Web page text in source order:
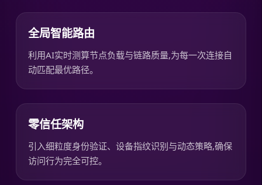
全局智能路由
利用AI实时测算节点负载与链路质量,为每一次连接自
动匹配最优路径。
零信任架构
引入细粒度身份验证、设备指纹识别与动态策略,确保
访问行为完全可控。